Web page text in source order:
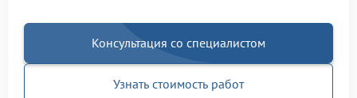
Консультация со специалистом
Узнать стоимость работ